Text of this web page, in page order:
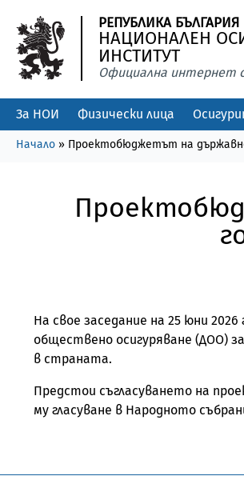
РЕПУБЛИКА БЪЛГАРИЯ
НАЦИОНАЛЕН
ИНСТИТУТ
Официална интернет
За НОИ Физически лица
Начало » Проектобюджетът на
На свое заседание на 25 юни
обществено осигуряване (ДОО)
в страната.
Предстои съгласуването на
му гласуване в Народното